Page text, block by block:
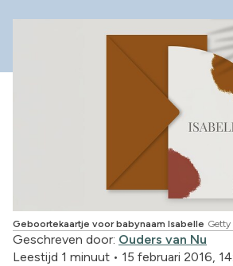
Geboortekaartje voor babynaam Isabelle Getty
Geschreven door: Ouders van Nu
Leestijd 1 minuut • 15 februari 2016,